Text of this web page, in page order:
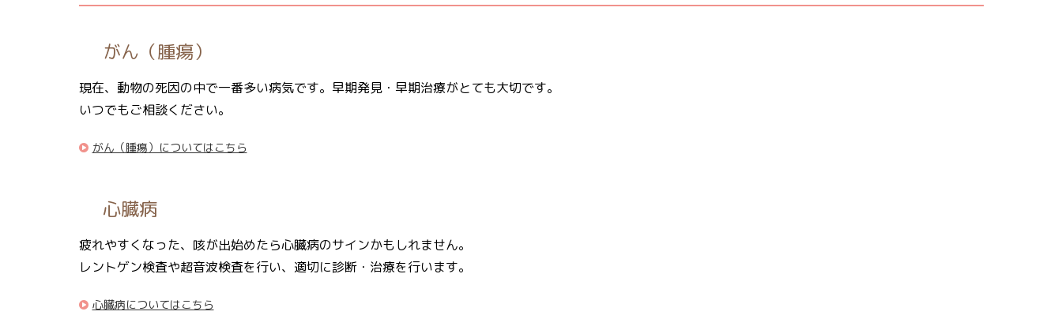
がん（腫瘍）
現在、動物の死因の中で一番多い病気です。早期発見・早期治療がとても大切です。
いつでもご相談ください。
がん（腫瘍）についてはこちら
心臓病
疲れやすくなった、咳が出始めたら心臓病のサインかもしれません。
レントゲン検査や超音波検査を行い、適切に診断・治療を行います。
心臓病についてはこちら